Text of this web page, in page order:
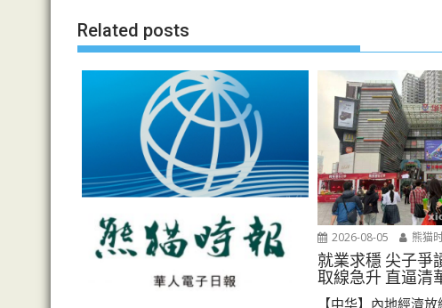
Related posts
2026-08-05 熊猫
就業求穩 尖子爭
取線急升 直逼清
【中华】內地經濟